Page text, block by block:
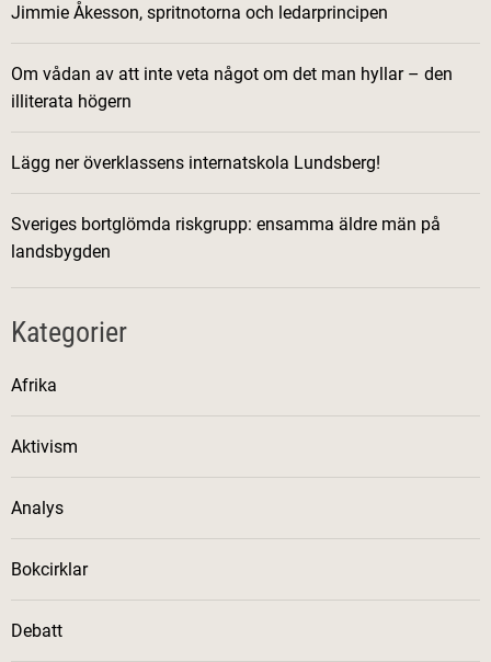
Jimmie Åkesson, spritnotorna och ledarprincipen
Om vådan av att inte veta något om det man hyllar – den
illiterata högern
Lägg ner överklassens internatskola Lundsberg!
Sveriges bortglömda riskgrupp: ensamma äldre män på
landsbygden
Kategorier
Afrika
Aktivism
Analys
Bokcirklar
Debatt